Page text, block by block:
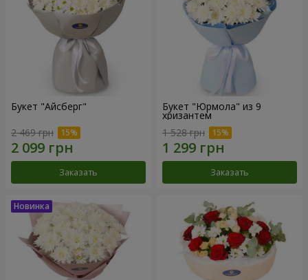
Букет "Айсберг"
2 469 грн
Заказать
Букет "Юрмола" из 9
хризантем
1 528 грн
Заказать